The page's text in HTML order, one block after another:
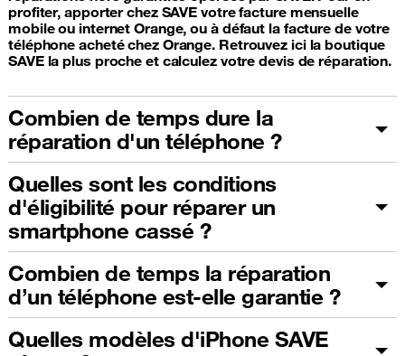
profiter, apporter chez SAVE votre facture mensuelle
mobile ou internet Orange, ou à défaut la facture de votre
téléphone acheté chez Orange. Retrouvez ici la boutique
SAVE la plus proche et calculez votre devis de réparation.
Combien de temps dure la
réparation d'un téléphone ?
Quelles sont les conditions
d'éligibilité pour réparer un
smartphone cassé ?
Combien de temps la réparation
d’un téléphone est-elle garantie ?
Quelles modèles d'iPhone SAVE